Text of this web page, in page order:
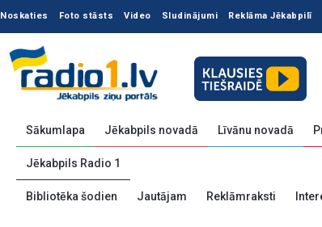
Noskaties Foto stāsts Video Sludinājumi Reklāma Jēkabpilī
Sākumlapa Jēkabpils novadā Līvānu novadā
Jēkabpils Radio 1
Bibliotēka šodien Jautājam Reklāmraksti